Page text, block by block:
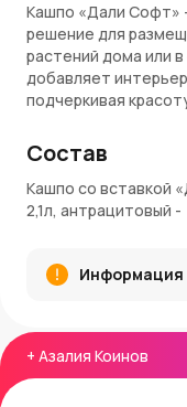
+ Азалия Коинов
Кашпо «Дали Софт»
решение для
растений дома или
добавляет
подчеркивая
удобный уход за
и поддержание
пластика,
повреждениям, что
Преимущества:
ударам
Объем 2,1 л
растений
Состав
Кашпо со вставкой
2,1л, антрацитовый -
Информация